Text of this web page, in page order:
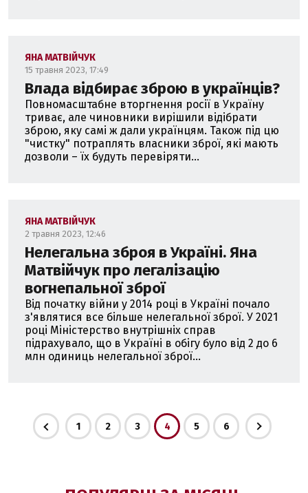
ЯНА МАТВІЙЧУК
15 травня 2023, 17:49
Влада відбирає зброю в українців?
Повномасштабне вторгнення росії в Україну
триває, але чиновники вирішили відібрати
зброю, яку самі ж дали українцям. Також під цю
"чистку" потраплять власники зброї, які мають
дозволи – їх будуть перевіряти...
ЯНА МАТВІЙЧУК
2 травня 2023, 12:46
Нелегальна зброя в Україні. Яна
Матвійчук про легалізацію
вогнепальної зброї
Від початку війни у 2014 році в Україні почало
з'являтися все більше нелегальної зброї. У 2021
році Міністерство внутрішніх справ
підрахувало, що в Україні в обігу було від 2 до 6
млн одиниць нелегальної зброї...
1 2 3 4 5 6